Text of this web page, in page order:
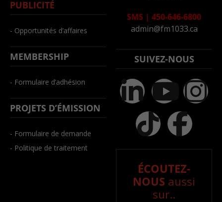
PUBLICITÉ
- Opportunités d’affaires
MEMBERSHIP
- Formulaire d’adhésion
PROJETS D’ÉMISSION
- Formulaire de demande
- Politique de traitement
SMS | 450-646-6800
admin@fm1033.ca
SUIVEZ-NOUS
ÉCOUTEZ-
NOUS aussi
sur..